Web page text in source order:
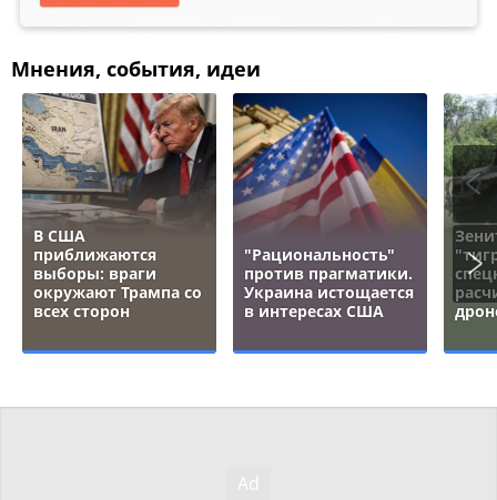
Мнения, события, идеи
В США
приближаются
выборы: враги
окружают Трампа со
всех сторон
"Рациональность"
против прагматики.
Украина истощается
в интересах США